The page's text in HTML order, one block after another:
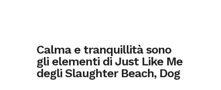
Calma e tranquillità sono
gli elementi di Just Like Me
degli Slaughter Beach, Dog